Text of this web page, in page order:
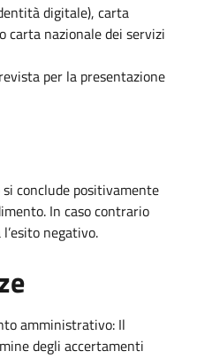
digitale), carta
carta nazionale dei servizi
per la presentazione
conclude positivamente
In caso contrario
negativo.
amministrativo: Il
degli accertamenti